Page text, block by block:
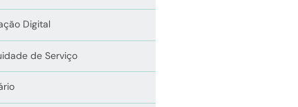
Digital
de Serviço